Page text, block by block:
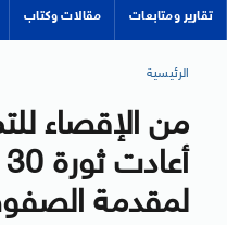
تقارير ومتابعات مقالات وكتاب
الرئيسية
من الإقصاء
لمقدمة